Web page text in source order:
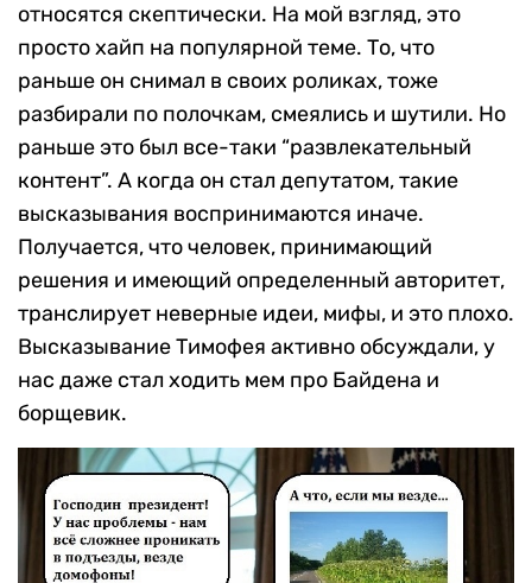
относятся скептически. На мой взгляд, это
просто хайп на популярной теме. То, что
раньше он снимал в своих роликах, тоже
разбирали по полочкам, смеялись и шутили. Но
раньше это был все-таки “развлекательный
контент”. А когда он стал депутатом, такие
высказывания воспринимаются иначе.
Получается, что человек, принимающий
решения и имеющий определенный авторитет,
транслирует неверные идеи, мифы, и это плохо.
Высказывание Тимофея активно обсуждали, у
нас даже стал ходить мем про Байдена и
борщевик.